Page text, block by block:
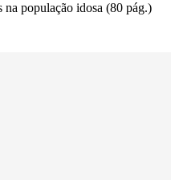
população idosa (80 pág.)